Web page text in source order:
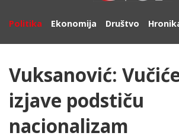
Politika Ekonomija Društvo
Vuksanović:
izjave podstiču
nacionalizam